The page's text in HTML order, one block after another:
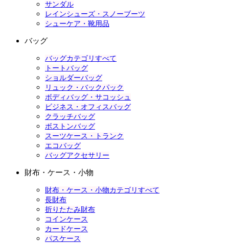
サンダル
レインシューズ・スノーブーツ
シューケア・靴用品
バッグ
バッグカテゴリすべて
トートバッグ
ショルダーバッグ
リュック・バックパック
ボディバッグ・サコッシュ
ビジネス・オフィスバッグ
クラッチバッグ
ボストンバッグ
スーツケース・トランク
エコバッグ
バッグアクセサリー
財布・ケース・小物
財布・ケース・小物カテゴリすべて
長財布
折りたたみ財布
コインケース
カードケース
パスケース